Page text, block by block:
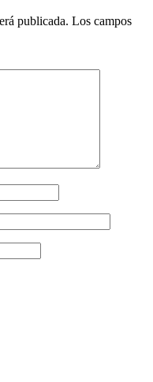
publicada. Los campos